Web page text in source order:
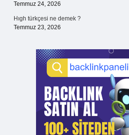
Temmuz 24, 2026
Hıgh türkçesi ne demek ?
Temmuz 23, 2026